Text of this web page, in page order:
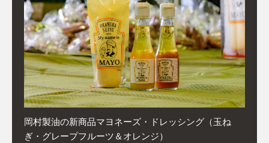
岡村製油の新商品マヨネーズ・ドレッシング（玉ね
ぎ・グレープフルーツ＆オレンジ）